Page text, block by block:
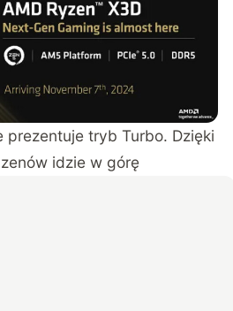
prezentuje tryb Turbo. Dzięki
idzie w górę